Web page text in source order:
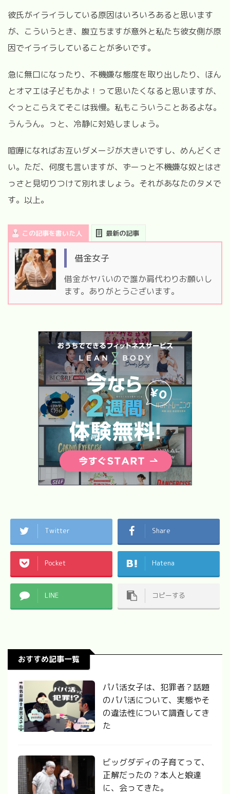
彼氏がイライラしている原因はいろいろあると思います
が、こういうとき、腹立ちますが意外と私たち彼女側が原
因でイライラしていることが多いです。
急に無口になったり、不機嫌な態度を取り出したり、ほん
とオマエは子どもかよ！って思いたくなると思いますが、
ぐっとこらえてそこは我慢。私もこういうことあるよな。
うんうん。っと、冷静に対処しましょう。
喧嘩になればお互いダメージが大きいですし、めんどくさ
い。ただ、何度も言いますが、ずーっと不機嫌な奴とはさ
っさと見切りつけて別れましょう。それがあなたのタメで
す。以上。
この記事を書いた人 最新の記事
借金女子
借金がヤバいので誰か肩代わりお願いし
ます。ありがとうございます。
Twitter Share
Pocket Hatena
LINE コピーする
おすすめ記事一覧
パパ活女子は、犯罪者？話題
のパパ活について、実態やそ
の違法性について調査してき
た
ビッグダディの子育てって、
正解だったの？本人と娘達
に、会ってきた。